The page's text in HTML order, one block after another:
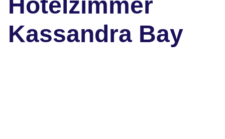
Hotelzimmer
Kassandra Bay